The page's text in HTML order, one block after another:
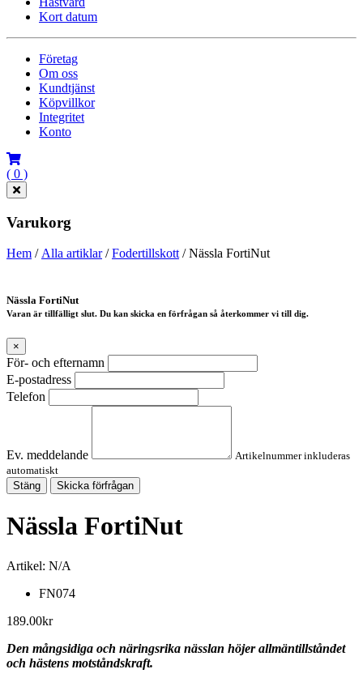
Kort datum
Företag
Om oss
Kundtjänst
Köpvillkor
Integritet
Konto
( 0 )
Varukorg
Hem /Alla artiklar/Fodertillskott/ Nässla FortiNut
Nässla FortiNut
Varan är tillfälligt slut. Du kan skicka en förfrågan så återkommer vi till dig.
×
För- och efternamn
E-postadress
Telefon
Ev. meddelande
Artikelnummer inkluderas
automatiskt
Stäng
Skicka förfrågan
Nässla FortiNut
Artikel: N/A
FN074
189.00kr
Den mångsidiga och näringsrika nässlan höjer allmäntillståndet
och hästens motståndskraft.